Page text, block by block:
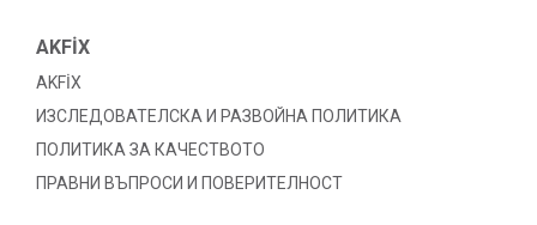
AKFİX
AKFİX
ИЗСЛЕДОВАТЕЛСКА И РАЗВОЙНА ПОЛИТИКА
ПОЛИТИКА ЗА КАЧЕСТВОТО
ПРАВНИ ВЪПРОСИ И ПОВЕРИТЕЛНОСТ